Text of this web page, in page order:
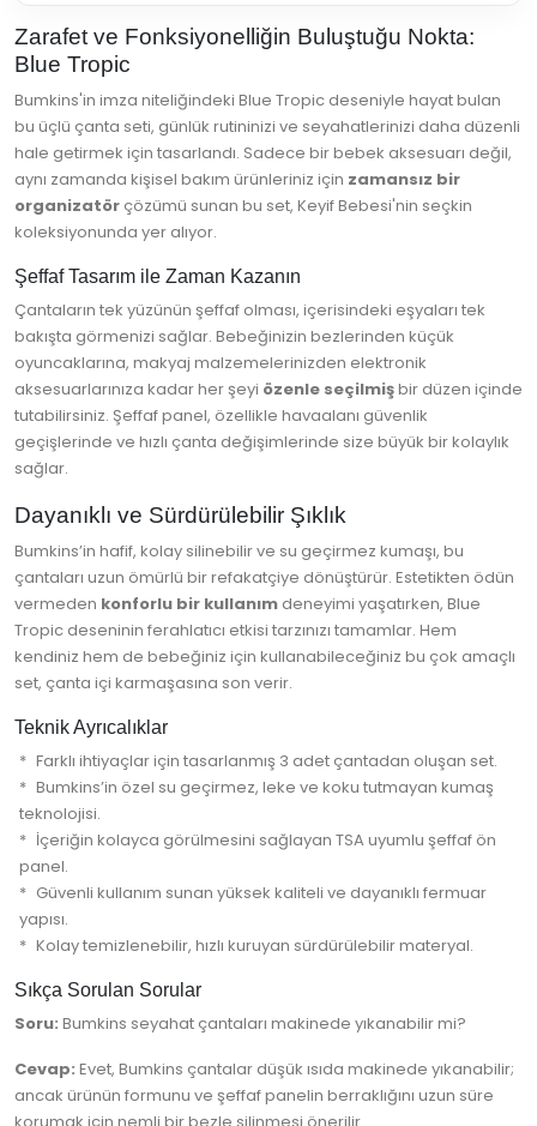
Zarafet ve Fonksiyonelliğin Buluştuğu Nokta:
Blue Tropic
Bumkins'in imza niteliğindeki Blue Tropic deseniyle hayat bulan
bu üçlü çanta seti, günlük rutininizi ve seyahatlerinizi daha düzenli
hale getirmek için tasarlandı. Sadece bir bebek aksesuarı değil,
aynı zamanda kişisel bakım ürünleriniz için zamansız bir
organizatör çözümü sunan bu set, Keyif Bebesi'nin seçkin
koleksiyonunda yer alıyor.
Şeffaf Tasarım ile Zaman Kazanın
Çantaların tek yüzünün şeffaf olması, içerisindeki eşyaları tek
bakışta görmenizi sağlar. Bebeğinizin bezlerinden küçük
oyuncaklarına, makyaj malzemelerinizden elektronik
aksesuarlarınıza kadar her şeyi özenle seçilmişbir düzen içinde
tutabilirsiniz. Şeffaf panel, özellikle havaalanı güvenlik
geçişlerinde ve hızlı çanta değişimlerinde size büyük bir kolaylık
sağlar.
Dayanıklı ve Sürdürülebilir Şıklık
Bumkins’in hafif, kolay silinebilir ve su geçirmez kumaşı, bu
çantaları uzun ömürlü bir refakatçiye dönüştürür. Estetikten ödün
vermeden konforlu bir kullanım deneyimi yaşatırken, Blue
Tropic deseninin ferahlatıcı etkisi tarzınızı tamamlar. Hem
kendiniz hem de bebeğiniz için kullanabileceğiniz bu çok amaçlı
set, çanta içi karmaşasına son verir.
Teknik Ayrıcalıklar
Farklı ihtiyaçlar için tasarlanmış 3 adet çantadan oluşan set.
Bumkins’in özel su geçirmez, leke ve koku tutmayan kumaş
teknolojisi.
İçeriğin kolayca görülmesini sağlayan TSA uyumlu şeffaf ön
panel.
Güvenli kullanım sunan yüksek kaliteli ve dayanıklı fermuar
yapısı.
Kolay temizlenebilir, hızlı kuruyan sürdürülebilir materyal.
Sıkça Sorulan Sorular
Soru: Bumkins seyahat çantaları makinede yıkanabilir mi?
Cevap: Evet, Bumkins çantalar düşük ısıda makinede yıkanabilir;
ancak ürünün formunu ve şeffaf panelin berraklığını uzun süre